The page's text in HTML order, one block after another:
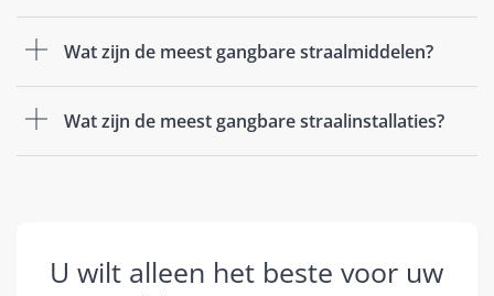
Wat zijn de meest gangbare straalmiddelen?
Wat zijn de meest gangbare straalinstallaties?
U wilt alleen het beste voor uw